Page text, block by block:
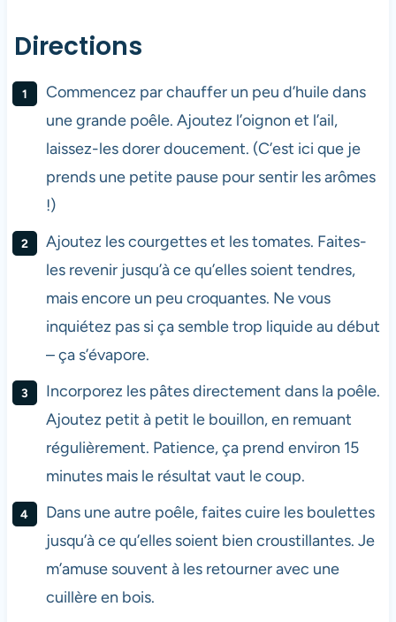
Directions
Commencez par chauffer un peu d’huile dans
une grande poêle. Ajoutez l’oignon et l’ail,
laissez-les dorer doucement. (C’est ici que je
prends une petite pause pour sentir les arômes
!)
Ajoutez les courgettes et les tomates. Faites-
les revenir jusqu’à ce qu’elles soient tendres,
mais encore un peu croquantes. Ne vous
inquiétez pas si ça semble trop liquide au début
– ça s’évapore.
Incorporez les pâtes directement dans la poêle.
Ajoutez petit à petit le bouillon, en remuant
régulièrement. Patience, ça prend environ 15
minutes mais le résultat vaut le coup.
Dans une autre poêle, faites cuire les boulettes
jusqu’à ce qu’elles soient bien croustillantes. Je
m’amuse souvent à les retourner avec une
cuillère en bois.